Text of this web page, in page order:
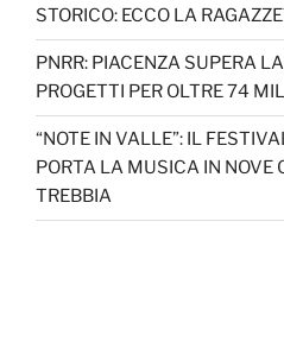
STORICO: ECCO LA
PNRR: PIACENZA SUPERA
PROGETTI PER OLTRE 74
“NOTE IN VALLE”: IL
PORTA LA MUSICA IN NOVE
TREBBIA